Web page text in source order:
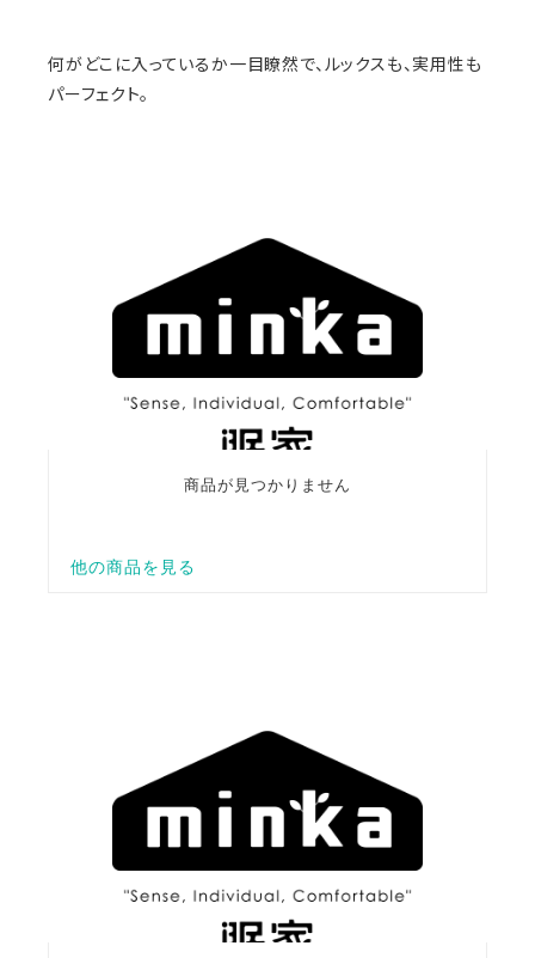
何がどこに入っているか一目瞭然で、ルックスも、実用性も
パーフェクト。